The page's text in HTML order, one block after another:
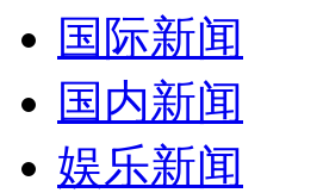
国际新闻
国内新闻
娱乐新闻